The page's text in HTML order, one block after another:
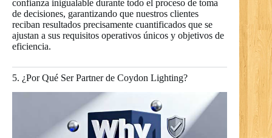
confianza inigualable durante todo el proceso de toma
de decisiones, garantizando que nuestros clientes
reciban resultados precisamente cuantificados que se
ajustan a sus requisitos operativos únicos y objetivos de
eficiencia.
5. ¿Por Qué Ser Partner de Coydon Lighting?